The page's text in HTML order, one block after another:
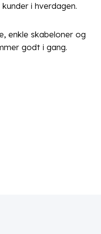
i hverdagen.
enkle skabeloner og
godt i gang.